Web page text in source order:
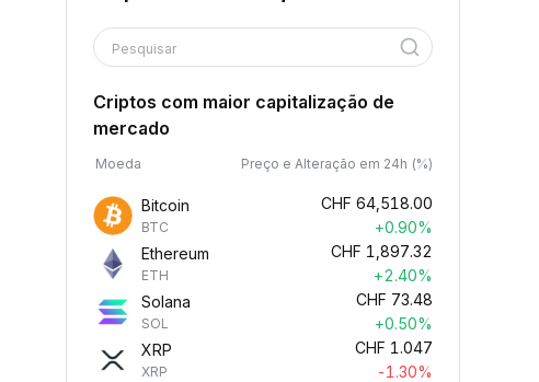
Pesquisar
Criptos com maior capitalização de
mercado
Moeda Preço e Alteração em 24h (%)
Bitcoin
BTC
CHF 64,518.00
+0.90%
Ethereum
ETH
CHF 1,897.32
+2.40%
Solana
SOL
CHF 73.48
+0.50%
XRP
XRP
CHF 1.047
-1.30%